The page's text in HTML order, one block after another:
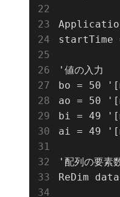
startTime
'値の入力
bo = 50
ao = 50
bi = 49
ai = 49
'配列の要素
ReDim